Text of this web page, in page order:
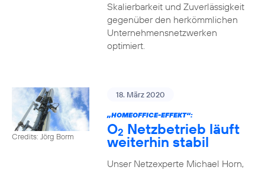
Skalierbarkeit und Zuverlässigkeit
gegenüber den herkömmlichen
Unternehmensnetzwerken
optimiert.
Credits: Jörg Borm
18. März 2020
„HOMEOFFICE-EFFEKT“:
O2 Netzbetrieb läuft
weiterhin stabil
Unser Netzexperte Michael Horn,